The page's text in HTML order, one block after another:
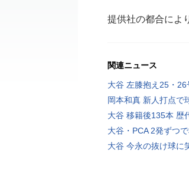
提供社の都合によ
関連ニュース
大谷 左膝抱え25・
岡本和真 新人打点で
大谷 移籍後135本 歴
大谷・PCA 2発ずつ
大谷 今永の抜け球に